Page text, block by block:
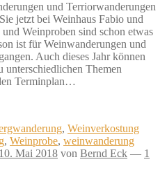
und Terriorwanderungen
jetzt bei Weinhaus Fabio und
Weinproben sind schon etwas
ist für Weinwanderungen und
Auch dieses Jahr können
unterschiedlichen Themen
Terminplan…
, Weinverkostung
, Weinprobe, weinwanderung
10. Mai 2018 von Bernd Eck — 1